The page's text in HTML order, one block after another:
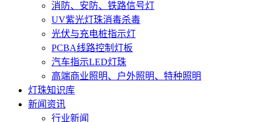
消防、安防、铁路信号灯
UV紫光灯珠消毒杀毒
光伏与充电桩指示灯
PCBA线路控制灯板
汽车指示LED灯珠
高端商业照明、户外照明、特种照明
灯珠知识库
新闻资讯
行业新闻